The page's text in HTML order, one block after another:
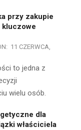
przy zakupie
11 CZERWCA,
to jedna z
wielu osób.
dla
właściciela